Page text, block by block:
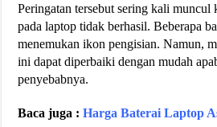
Peringatan tersebut sering kali muncul
pada laptop tidak berhasil. Beberapa
menemukan ikon pengisian. Namun,
ini dapat diperbaiki dengan mudah
penyebabnya.
Baca juga :Harga Baterai Laptop